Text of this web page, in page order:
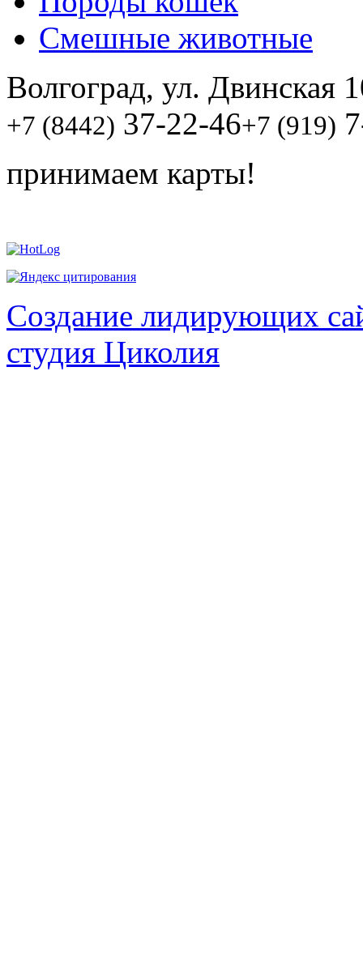
Смешные животные
Волгоград, ул. Двинская
+7 (8442) 37-22-46+7 (919)
принимаем карты!
Создание лидирующих
студия Циколия